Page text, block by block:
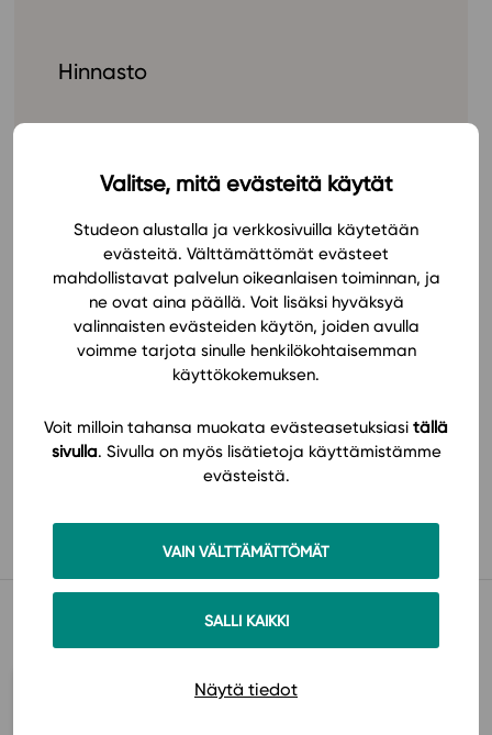
Valitse, mitä evästeitä käytät
Studeon alustalla ja verkkosivuilla käytetään
evästeitä. Välttämättömät evästeet
mahdollistavat palvelun oikeanlaisen toiminnan, ja
ne ovat aina päällä. Voit lisäksi hyväksyä
valinnaisten evästeiden käytön, joiden avulla
voimme tarjota sinulle henkilökohtaisemman
käyttökokemuksen.
Voit milloin tahansa muokata evästeasetuksiasi tällä
sivulla. Sivulla on myös lisätietoja käyttämistämme
evästeistä.
VAIN VÄLTTÄMÄTTÖMÄT
SALLI KAIKKI
Näytä tiedot
Hinnasto
Tilaa